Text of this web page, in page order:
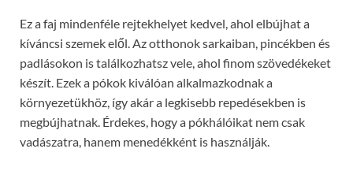
Ez a faj mindenféle rejtekhelyet kedvel, ahol elbújhat a
kíváncsi szemek elől. Az otthonok sarkaiban, pincékben és
padlásokon is találkozhatsz vele, ahol finom szövedékeket
készít. Ezek a pókok kiválóan alkalmazkodnak a
környezetükhöz, így akár a legkisebb repedésekben is
megbújhatnak. Érdekes, hogy a pókhálóikat nem csak
vadászatra, hanem menedékként is használják.